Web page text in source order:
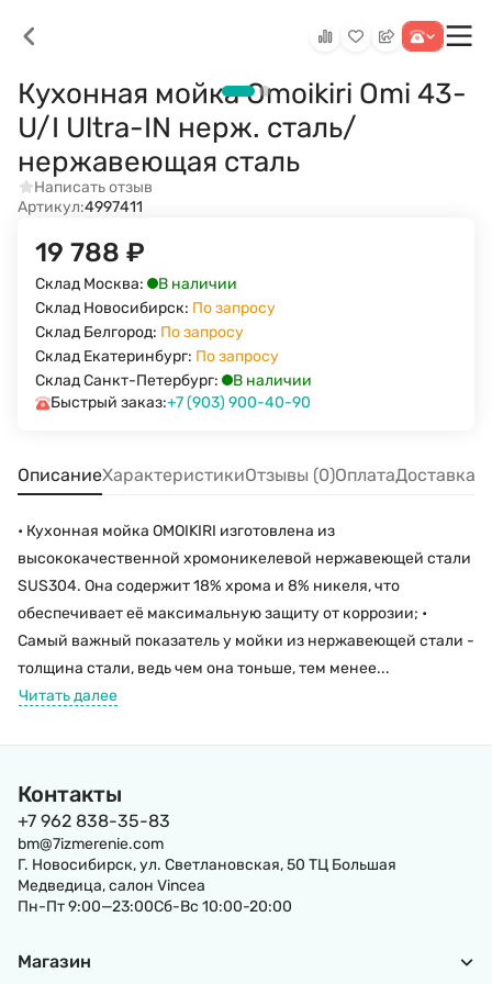
Кухонная мойка Omoikiri Omi 43-
U/I Ultra-IN нерж. сталь/
нержавеющая сталь
Написать отзыв
Артикул:4997411
19 788 ₽
Склад Москва:
В наличии
Склад Новосибирск: По запросу
Склад Белгород: По запросу
Склад Екатеринбург: По запросу
Склад Санкт-Петербург:
В наличии
Быстрый заказ:+7 (903) 900-40-90
ОписаниеХарактеристикиОтзывы (0)ОплатаДоставка
• Кухонная мойка OMOIKIRI изготовлена из
высококачественной хромоникелевой нержавеющей стали
SUS304. Она содержит 18% хрома и 8% никеля, что
обеспечивает её максимальную защиту от коррозии; •
Самый важный показатель у мойки из нержавеющей стали -
толщина стали, ведь чем она тоньше, тем менее...
Читать далее
Контакты
+7 962 838-35-83
bm@7izmerenie.com
Г. Новосибирск, ул. Светлановская, 50 ТЦ Большая
Медведица, салон Vincea
Пн-Пт 9:00—23:00Сб-Вс 10:00-20:00
Магазин